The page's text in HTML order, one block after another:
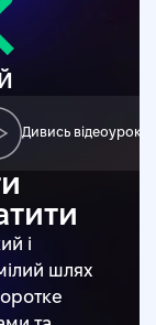
і
шлях
Дивись відеоуроки